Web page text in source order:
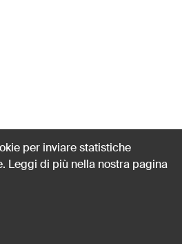
per inviare statistiche
Leggi di più nella nostra pagina